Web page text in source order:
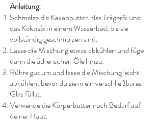
Anleitung:
Schmelze die Kakaobutter, das Trägeröl und
das Kokosöl in einem Wasserbad, bis sie
vollständig geschmolzen sind.
Lasse die Mischung etwas abkühlen und füge
dann die ätherischen Öle hinzu.
Rühre gut um und lasse die Mischung leicht
abkühlen, bevor du sie in ein verschließbares
Glas füllst.
Verwende die Körperbutter nach Bedarf auf
deiner Haut.